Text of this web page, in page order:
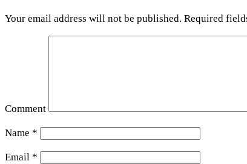
Your email address will not be published. Required
Comment
Name *
Email *